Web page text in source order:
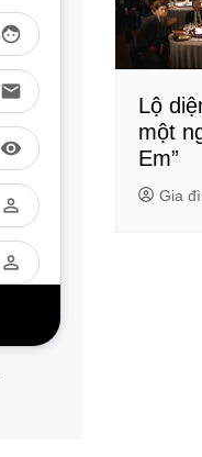
Lộ
một
Em”
Gia
face
email
visibility
perm_identity
perm_identity